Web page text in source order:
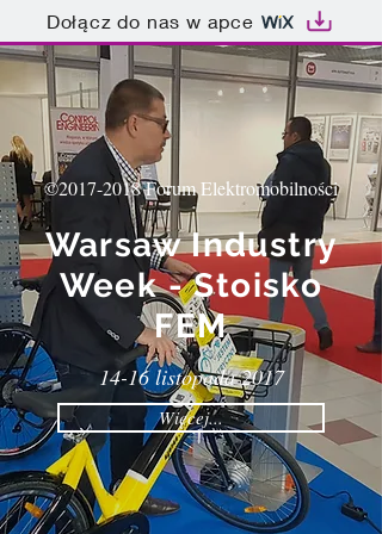
Dołącz do nas w apce
©2017-2018 Forum Elektromobilności
Warsaw Industry
Week - Stoisko
FEM
14-16 listopada 2017
Więcej...